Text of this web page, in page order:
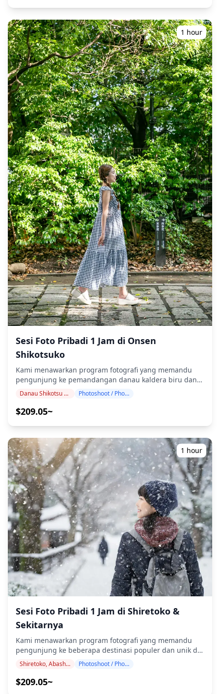
(https://assets.hldycdn.com/6dd189fb-4277-48cc-afe7-
e3bf3ebd9243.jpg) ![]
(https://assets.hldycdn.com/b4c54c7c-31c3-473f-8126-
f4c8569749d2.jpg) ![]
(https://assets.hldycdn.com/a27f0ac2-f7d2-4009-858c-
1745a701f5f6.jpg) ![]
(https://assets.hldycdn.com/04a3631f-0905-4751-8c88-
72c2a80a397e.png) ![]
(https://assets.hldycdn.com/125bfcbf-82e4-4e2f-a87e-
87bfa765ce84.png) **Apa yang Termasuk** ・Sesi foto 1
jam ・Data foto (100+ file asli) ・Koreksi warna hingga 10
foto sesuai permintaan Harap diperhatikan: Pengeditan
tidak termasuk retouching atau mengubah bentuk
tubuh, fitur wajah, latar belakang, atau menghilangkan
objek. **Apa yang Tidak Termasuk** ・Biaya masuk atau
reservasi tiket untuk fasilitas berbayar (Biaya masuk
fotografer, jika berlaku, harus ditanggung oleh
pelanggan.) ・Biaya transportasi ke lokasi pemotretan
untuk pelanggan ・Jika pelanggan ingin melakukan
pemotretan di beberapa lokasi, biaya transportasi apa
pun untuk fotografer saat berpindah antar lokasi dalam
waktu yang dipesan akan ditanggung oleh pelanggan.
・Biaya tambahan mungkin berlaku jika lokasi
pemotretan yang diminta berada di daerah terpencil
(Anda akan diberitahu sebelumnya jika ini berlaku.) ・
Biaya pribadi lainnya **Catatan Penting
Sebelum/Sesudah Pemesanan** ・Setelah pemesanan
Anda dikonfirmasi, Anda akan diundang ke obrolan grup
LINE dengan fotografer yang ditugaskan untuk
memastikan kelancaran komunikasi selama sesi.
Pastikan Anda telah menginstal aplikasi LINE
sebelumnya. (Harap beri tahu kami jika Anda mengalami
masalah saat menggunakan LINE.) ・Jika Anda ingin
lain yang memerlukan izin sebelumnya, pastikan untuk
mendapatkan izin pemotretan yang diperlukan
terbaik sambil bersantai dan menikmati pengalaman.
Pengalaman fotografi pribadi ini mencakup transportasi
oleh fotografer/pemandu kami ke berbagai tempat
fotogenik di sekitar Sapporo. Baik Anda mencari
pemandangan kota ikonik dari Gunung Moiwa,
bangunan bata merah bersejarah, arsitektur modern di
sekitar Taman Odori, atraksi musiman, atau latar alami
di Taman Maruyama, kami akan membawa Anda ke
lokasi sempurna yang sesuai dengan visi Anda. **Detail
Transportasi & Transfer:** - Transfer mobil berpemandu
pribadi termasuk dalam layanan - Fotografer
menyediakan transportasi antara lokasi fotografi terbaik
di Sapporo - Tidak diperlukan izin khusus untuk layanan
mobil berpemandu - Biaya transportasi (bahan bakar,
parkir, tol) dibayar langsung oleh tamu sesuai biaya
aktual - Alternatif: Transportasi umum tersedia jika lebih
disukai (tamu menanggung biaya tiket sendiri) - Lokasi
penjemputan fleksibel: Pilih titik pertemuan yang
nyaman di Sapporo (pilihan populer termasuk Stasiun
Sapporo, Susukino, Taman Odori) **Apa yang
Termasuk:** - Biaya fotografer profesional - 100-150
gambar digital resolusi tinggi - Retouching dan
peningkatan profesional dari sekitar 10 foto pilihan -
Perlindungan cedera/sakit selama sesi fotografi -
Transportasi mobil berpemandu pribadi antara lokasi
pemotretan - Dukungan multi-bahasa (Inggris, Jepang,
Cina, Korea, Spanyol) - E-tiket seluler (tidak perlu dicetak)
**Detail Layanan Fotografi:** - Durasi: Sekitar 1 jam
waktu pemotretan - Waktu mulai fleksibel (dikonfirmasi
dalam 48 jam berdasarkan ketersediaan fotografer) -
Kebijakan fleksibel cuaca dengan opsi untuk menjadwal
ulang, mengubah lokasi, atau menerima pengembalian
dana penuh - Pengaturan kendaraan yang dapat diakses
pelancong solo, pasangan, keluarga, atau grup
**Informasi Penting:** - Keterlambatan kedatangan
pengiriman foto - Tamu menanggung biaya masuk
untuk tempat berbayar yang dipilih sebagai lokasi
fotografi (misalnya, dek observasi Menara TV Sapporo,
waktu satu minggu setelah sesi - Opsi pesan sekarang
mencakup pertimbangan khusus untuk fotografi cuaca
dingin Biarkan kami mengabadikan kenangan Sapporo
Anda dengan kenyamanan transportasi berpemandu
dan keahlian fotografi profesional!
1 hour
Sesi Foto Pribadi 1 Jam di Onsen
Shikotsuko
Kami menawarkan program fotografi yang memandu
pengunjung ke pemandangan danau kaldera biru dan
gunung berapi yang terkenal di Onsen Shikotsuko.
kami menyesuaikan jadwal perjalanan Anda,
yang sebening kristal dan tidak pernah membeku,
puncak gunung berapi Mt. Eniwa dan Mt. Tarumae,
serta pantulan gunung yang masih alami. Sesi fotografi
tersedia di mana saja di Onsen Shikotsuko dan dapat
dipesan hingga 3 hari sebelumnya. Kami akan mengatur
fotografer yang berbahasa Inggris/Jepang. File foto asli
sejumlah 100+ akan dikirimkan dalam waktu seminggu,
dan Anda dapat memilih 10 foto favorit Anda untuk
dikirimkan ulang. Koreksi dilakukan untuk
membangkitkan suasana danau biru yang murni, dan
jika diinginkan, penyesuaian dapat dilakukan pada
suasana dan warna. Biarkan kami mengabadikan
momen spesial Anda di Onsen Shikotsuko melalui
layanan fotografi kami! ◆ Informasi penting: ・Jika Anda
terlambat tiba untuk waktu pertemuan yang
dijadwalkan, durasi pemotretan dan jumlah foto yang
dikirimkan dapat dikurangi. ・Jika hujan diperkirakan
akan turun di lokasi pemotretan 3 hari sebelum tanggal
pemotretan, tiga opsi tersedia: (1) menjadwal ulang
tanggal dan waktu, (2) mengubah lokasi, atau (3)
(https://assets.hldycdn.com/5854b8f8-d04f-46a8-8b3e-
ef01b1db829b.jpg) ![]
(https://assets.hldycdn.com/17e7590e-b24b-4578-bb26-
Danau Shikotsu Onsen Photoshoot / Photo tour
$209.05~
1 hour
Sesi Foto Pribadi 1 Jam di Shiretoko &
Sekitarnya
Kami menawarkan program fotografi yang memandu
pengunjung ke beberapa destinasi populer dan unik di
Shiretoko, Abashiri, Kitami, dan Monbetsu. Dipandu oleh
fotografer berkualifikasi tinggi, program kami
menyesuaikan jadwal perjalanan Anda, menangkap
Shiretoko, Abashiri, Kitami, Mombetsu Photoshoot / Photo tour
$209.05~